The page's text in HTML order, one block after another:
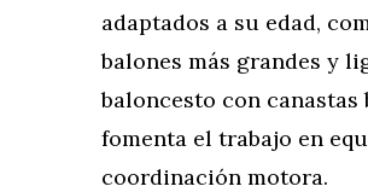
adaptados a su edad,
balones más grandes y
baloncesto con canastas
fomenta el trabajo en
coordinación motora.